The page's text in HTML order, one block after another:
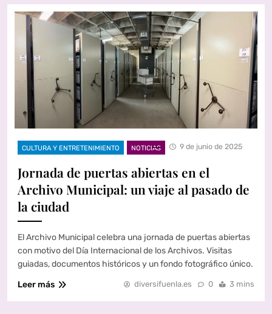
CULTURA Y ENTRETENIMIENTO NOTICIAS 9 de junio de 2025
Jornada de puertas abiertas en el
Archivo Municipal: un viaje al pasado de
la ciudad
El Archivo Municipal celebra una jornada de puertas abiertas
con motivo del Día Internacional de los Archivos. Visitas
guiadas, documentos históricos y un fondo fotográfico único.
Leer más
diversifuenla.es 0 3 mins